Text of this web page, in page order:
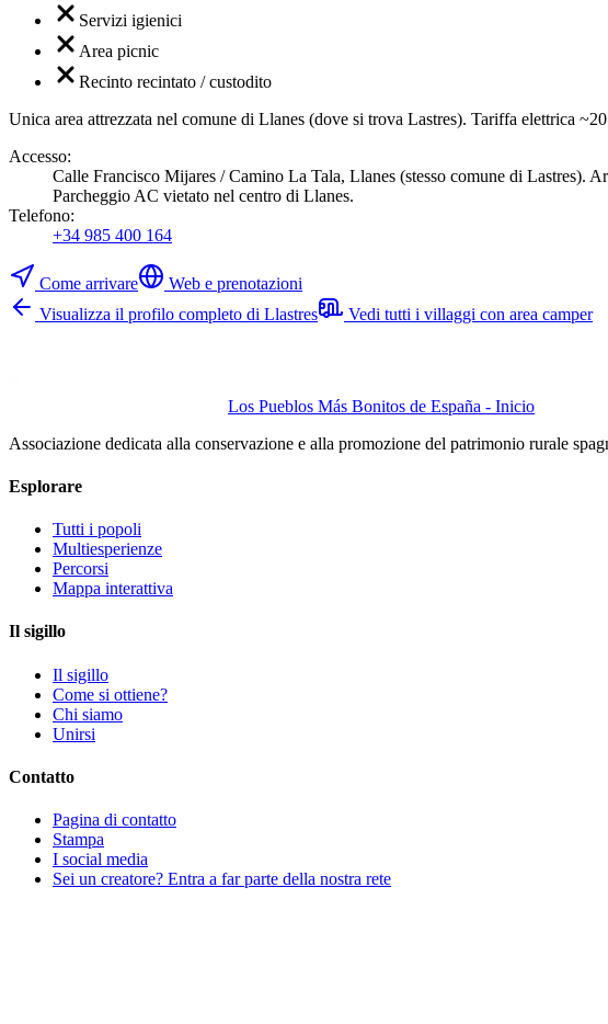
Servizi igienici
Area picnic
Recinto recintato / custodito
Unica area attrezzata nel comune di Llanes (dove si trova Lastres). Tariffa elettrica
Accesso:
Calle Francisco Mijares / Camino La Tala, Llanes (stesso comune di Lastres).
Parcheggio AC vietato nel centro di Llanes.
Telefono:
+34 985 400 164
Come arrivare
Web e prenotazioni
Visualizza il profilo completo di Llastres
Vedi tutti i villaggi con area camper
Los Pueblos Más Bonitos de España - Inicio
Associazione dedicata alla conservazione e alla promozione del patrimonio rurale
Esplorare
Tutti i popoli
Multiesperienze
Percorsi
Mappa interattiva
Il sigillo
Il sigillo
Come si ottiene?
Chi siamo
Unirsi
Contatto
Pagina di contatto
Stampa
I social media
Sei un creatore? Entra a far parte della nostra rete